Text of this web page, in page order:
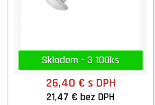
Skladom - 3 100ks
26,40 € s DPH
21,47 €bez DPH